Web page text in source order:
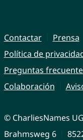
Contactar Prensa
Política de
Preguntas
Colaboración
© CharliesNames
Brahmsweg 6